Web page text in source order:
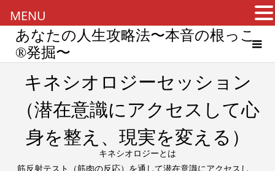
あなたの人生攻略法〜本音の根っこ
®︎発掘〜
キネシオロジーセッション
（潜在意識にアクセスして心
身を整え、現実を変える）
キネシオロジーとは
筋反射テスト（筋肉の反応）を通して潜在意識にアクセスし、
MENU